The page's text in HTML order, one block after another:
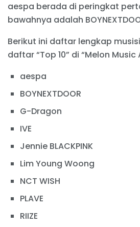
aespa berada di peringkat
bawahnya adalah
Berikut ini daftar lengkap
daftar “Top 10” di “Melon Music
aespa
BOYNEXTDOOR
G-Dragon
IVE
Jennie BLACKPINK
Lim Young Woong
NCT WISH
PLAVE
RIIZE